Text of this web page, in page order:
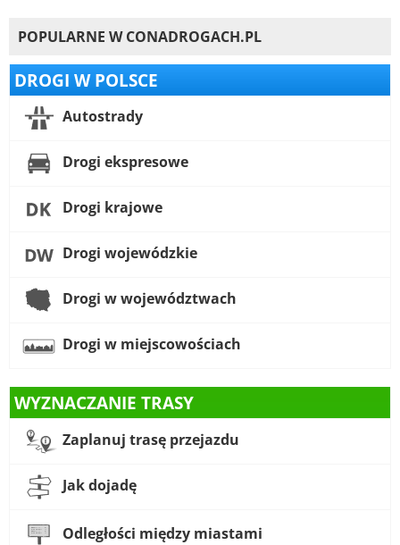
POPULARNE W CONADROGACH.PL
DROGI W POLSCE
Autostrady
Drogi ekspresowe
Drogi krajowe
Drogi wojewódzkie
Drogi w województwach
Drogi w miejscowościach
WYZNACZANIE TRASY
Zaplanuj trasę przejazdu
Jak dojadę
Odległości między miastami